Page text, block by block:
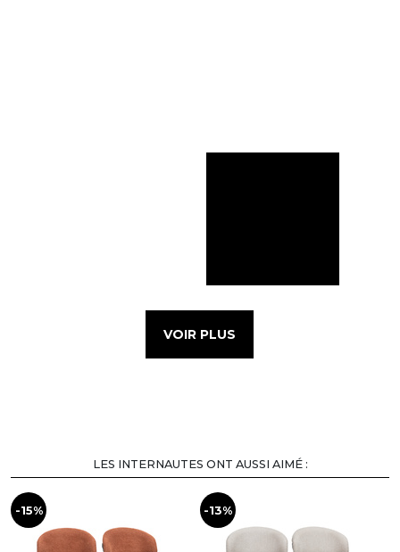
VOIR PLUS
LES INTERNAUTES ONT AUSSI AIMÉ :
-15% -13%